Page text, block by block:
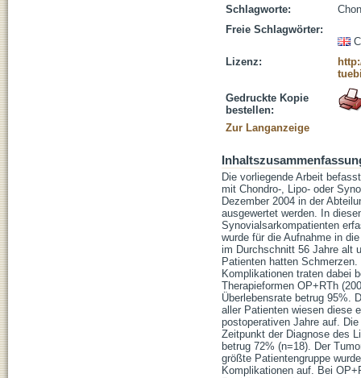
Schlagworte:
Freie Schlagwörter:
Lizenz:
Gedruckte Kopie
bestellen:
Zur Langanzeige
Die vorliegende Arbeit
mit Chondro-, Lipo- oder
Dezember 2004 in der
ausgewertet werden. In
Synovialsarkompatienten
wurde für die Aufnahme in
im Durchschnitt 56 Jahre alt
Patienten hatten
Komplikationen traten dabei
Therapieformen OP+RTh
Überlebensrate betrug 95%.
aller Patienten wiesen diese
postoperativen Jahre auf.
Zeitpunkt der Diagnose des
betrug 72% (n=18). Der
größte Patientengruppe
Komplikationen auf. Bei